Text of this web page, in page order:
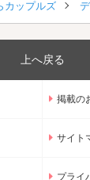
カップルズ
上へ戻る
掲載の
サイト
プライ